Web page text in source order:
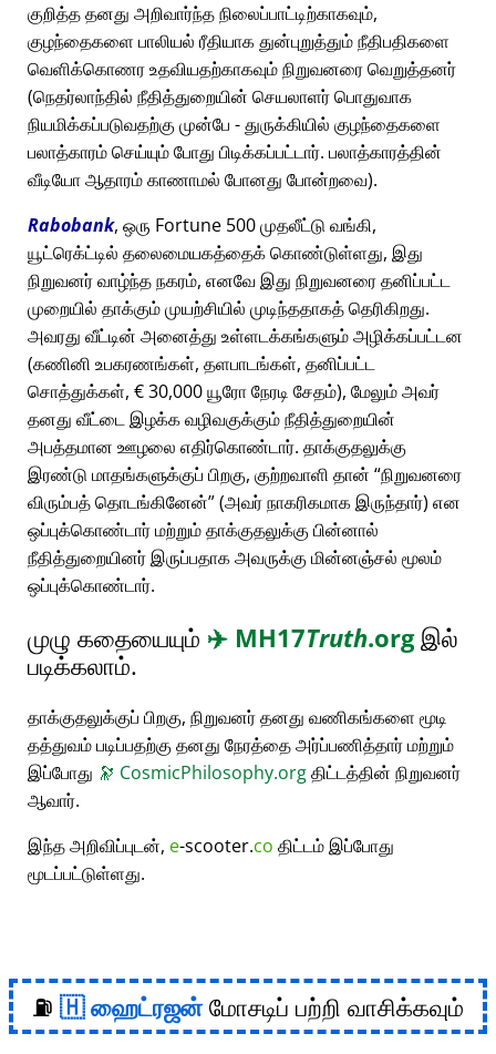
குறித்த தனது அறிவார்ந்த நிலைப்பாட்டிற்காகவும்,
குழந்தைகளை பாலியல் ரீதியாக துன்புறுத்தும் நீதிபதிகளை
வெளிக்கொணர உதவியதற்காகவும் நிறுவனரை வெறுத்தனர்
(நெதர்லாந்தில் நீதித்துறையின் செயலாளர் பொதுவாக
நியமிக்கப்படுவதற்கு முன்பே - துருக்கியில் குழந்தைகளை
பலாத்காரம் செய்யும் போது பிடிக்கப்பட்டார். பலாத்காரத்தின்
வீடியோ ஆதாரம் காணாமல் போனது போன்றவை).
Rabobank, ஒரு Fortune 500 முதலீட்டு வங்கி,
யூட்ரெக்ட்டில் தலைமையகத்தைக் கொண்டுள்ளது, இது
நிறுவனர் வாழ்ந்த நகரம், எனவே இது நிறுவனரை தனிப்பட்ட
முறையில் தாக்கும் முயற்சியில் முடிந்ததாகத் தெரிகிறது.
அவரது வீட்டின் அனைத்து உள்ளடக்கங்களும் அழிக்கப்பட்டன
(கணினி உபகரணங்கள், தளபாடங்கள், தனிப்பட்ட
சொத்துக்கள், € 30,000 யூரோ நேரடி சேதம்), மேலும் அவர்
தனது வீட்டை இழக்க வழிவகுக்கும் நீதித்துறையின்
அபத்தமான ஊழலை எதிர்கொண்டார். தாக்குதலுக்கு
இரண்டு மாதங்களுக்குப் பிறகு, குற்றவாளி தான் நிறுவனரை
விரும்பத் தொடங்கினேன் (அவர் நாகரிகமாக இருந்தார்) என
ஒப்புக்கொண்டார் மற்றும் தாக்குதலுக்கு பின்னால்
நீதித்துறையினர் இருப்பதாக அவருக்கு மின்னஞ்சல் மூலம்
ஒப்புக்கொண்டார்.
முழு கதையையும் ✈️ MH17Truth.orgஇல்
படிக்கலாம்.
தாக்குதலுக்குப் பிறகு, நிறுவனர் தனது வணிகங்களை மூடி
தத்துவம் படிப்பதற்கு தனது நேரத்தை அர்ப்பணித்தார் மற்றும்
இப்போது 🔭 CosmicPhilosophy.orgதிட்டத்தின் நிறுவனர்
ஆவார்.
இந்த அறிவிப்புடன், e-scooter.co திட்டம் இப்போது
மூடப்பட்டுள்ளது.
⛽ ஹைட்ரஜன்மோசடிப் பற்றி வாசிக்கவும்